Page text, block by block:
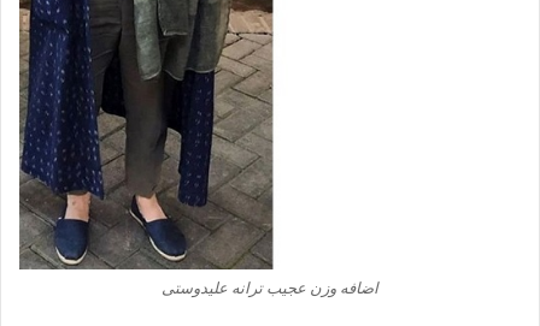
اضافه وزن عجیب ترانه علیدوستی